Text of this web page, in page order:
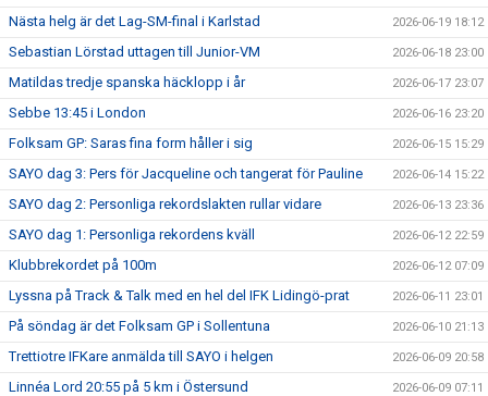
Nästa helg är det Lag-SM-final i Karlstad 2026-06-19 18:12
Sebastian Lörstad uttagen till Junior-VM 2026-06-18 23:00
Matildas tredje spanska häcklopp i år 2026-06-17 23:07
Sebbe 13:45 i London 2026-06-16 23:20
Folksam GP: Saras fina form håller i sig 2026-06-15 15:29
SAYO dag 3: Pers för Jacqueline och tangerat för Pauline 2026-06-14 15:22
SAYO dag 2: Personliga rekordslakten rullar vidare 2026-06-13 23:36
SAYO dag 1: Personliga rekordens kväll 2026-06-12 22:59
Klubbrekordet på 100m 2026-06-12 07:09
Lyssna på Track & Talk med en hel del IFK Lidingö-prat 2026-06-11 23:01
På söndag är det Folksam GP i Sollentuna 2026-06-10 21:13
Trettiotre IFKare anmälda till SAYO i helgen 2026-06-09 20:58
Linnéa Lord 20:55 på 5 km i Östersund 2026-06-09 07:11